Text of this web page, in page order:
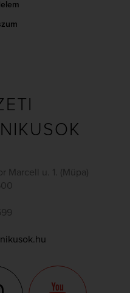
Marcell u. 1. (Müpa)